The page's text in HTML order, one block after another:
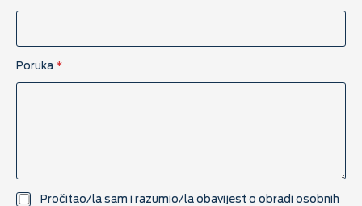
Poruka *
U
Pročitao/la sam i razumio/la obavijest o obradi osobnih